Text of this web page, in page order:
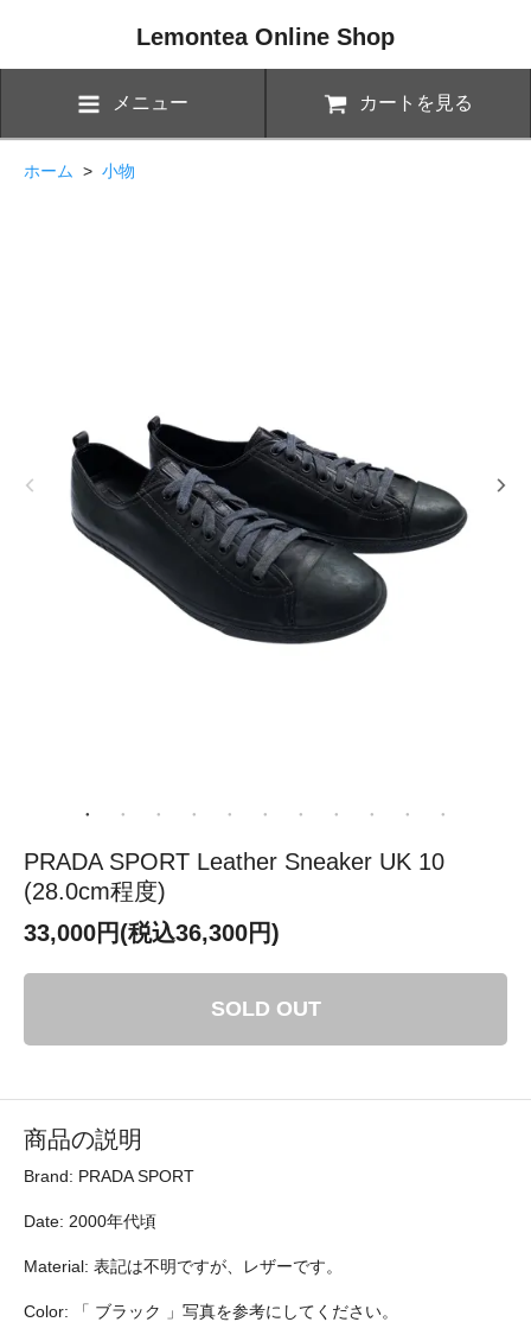
Lemontea Online Shop
メニュー カートを見る
ホーム > 小物
PRADA SPORT Leather Sneaker UK 10
(28.0cm程度)
33,000円(税込36,300円)
SOLD OUT
商品の説明
Brand: PRADA SPORT
Date: 2000年代頃
Material: 表記は不明ですが、レザーです。
Color: 「 ブラック 」写真を参考にしてください。